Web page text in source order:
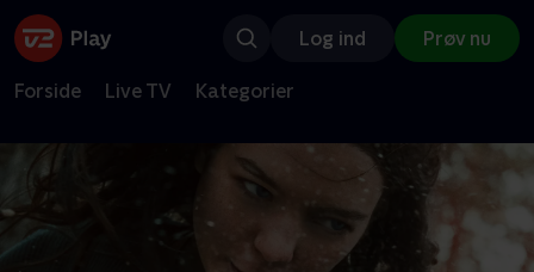
Log ind Prøv nu
Forside Live TV Kategorier